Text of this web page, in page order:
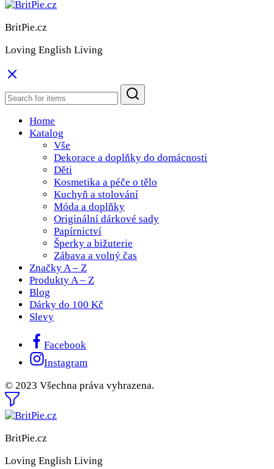
BritPie.cz
Loving English Living
Home
Katalog
Vše
Dekorace a doplňky do domácnosti
Děti
Kosmetika a péče o tělo
Kuchyň a stolování
Móda a doplňky
Originální dárkové sady
Papírnictví
Šperky a bižuterie
Zábava a volný čas
Značky A – Z
Produkty A – Z
Blog
Dárky do 100 Kč
Slevy
Facebook
Instagram
© 2023 Všechna práva vyhrazena.
BritPie.cz
Loving English Living